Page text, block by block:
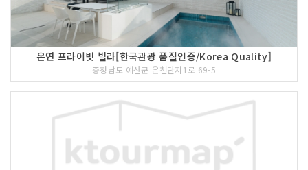
온연 프라이빗 빌라[한국관광 품질인증/Korea Quality]
충청남도 예산군 온천단지1로 69-5